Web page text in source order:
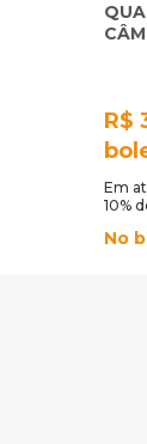
R$
Em
10%
No